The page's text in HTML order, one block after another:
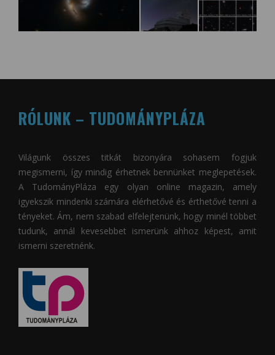
RÓLUNK – TUDOMÁNYPLÁZA
Világunk összes titkát bizonyára sohasem fogjuk
megismerni, így mindig érhetnek bennünket meglepetések.
A TudományPláza egy olyan online magazin, amely
igyekszik mindenki számára elérhetővé és érthetővé tenni a
tényeket. Ám, nem szabad elfelejtenünk, hogy minél többet
tudunk, annál kevesebbet ismerünk ahhoz képest, amit
ismerni szeretnénk.